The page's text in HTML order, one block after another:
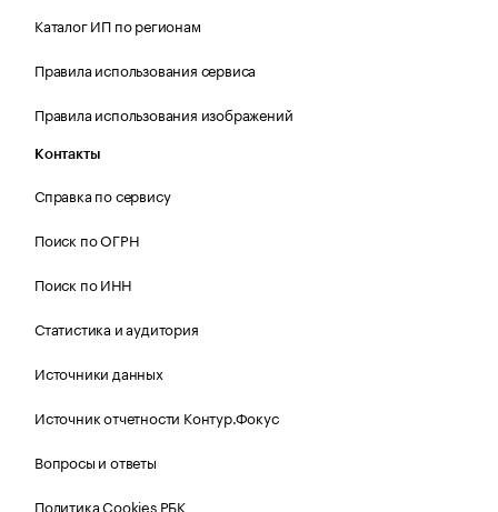
Каталог ИП по регионам
Правила использования сервиса
Правила использования изображений
Контакты
Справка по сервису
Поиск по ОГРН
Поиск по ИНН
Статистика и аудитория
Источники данных
Источник отчетности Контур.Фокус
Вопросы и ответы
Политика Cookies РБК